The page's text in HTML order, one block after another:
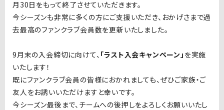
月30日をもって終了させていただきます。
今シーズンも非常に多くの方にご支援いただき、おかげさまで過
去最高のファンクラブ会員数を更新いたしました。
9月末の入会締切に向けて、 「ラスト入会キャンペーン」 を実施
いたします！
既にファンクラブ会員の皆様におかれましても、ぜひご家族・ご
友人をお誘いいただけますと幸いです。
今シーズン最後まで、チームへの後押しをよろしくお願いいたし